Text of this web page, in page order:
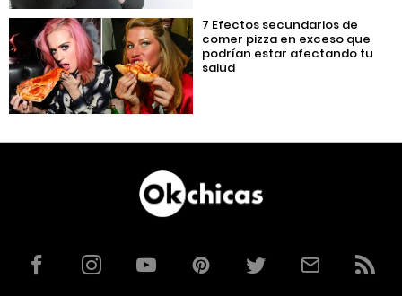
7 Efectos secundarios de
comer pizza en exceso que
podrían estar afectando tu
salud
FacebookInstagramYouTubePinterestTwitterCorreoRSS